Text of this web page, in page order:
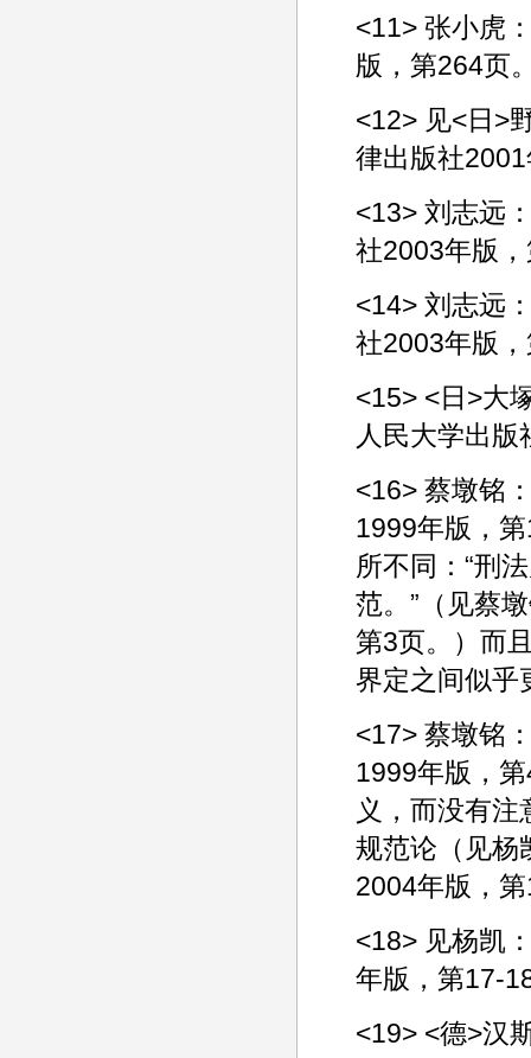
<11> 张小虎
版，第264页
<12> 见<日>
律出版社
<13> 刘志远
社2003年版
<14> 刘志远
社2003年版
<15> <日>大
人民大学出
<16> 蔡墩铭
1999年版，
所不同：“刑
范。”（见蔡
第3页。）而
界定之间似乎
<17> 蔡墩铭
1999年版，
义，而没有
规范论（见杨
2004年版，
<18> 见杨凯
年版，第17-
<19> <德>汉